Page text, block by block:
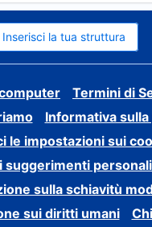
Inserisci la tua struttura
Termini di
Informativa
le impostazioni sui
suggerimenti
sulla schiavitù
sui diritti umani